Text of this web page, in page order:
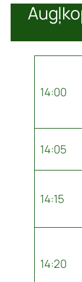
14:00
14:05
14:15
14:20